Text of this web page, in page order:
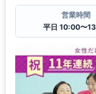
営業時間
平日 10:00〜